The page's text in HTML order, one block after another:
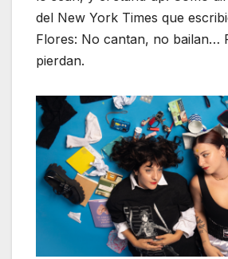
del New York Times que
Flores: No cantan, no bailan…
pierdan.